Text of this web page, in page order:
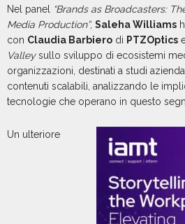
Nel panel
“Brands as Broadcasters:
Media Production”, Saleha Williams
con Claudia Barbiero di PTZOptics
Valleysullo sviluppo di ecosistemi
organizzazioni, destinati a studi
contenuti scalabili, analizzando le
tecnologie che operano in questo
Un ulteriore